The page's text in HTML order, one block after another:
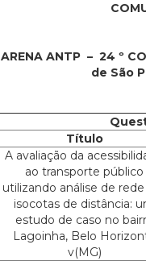
ARENA ANTP – 24 º
de São
Título
A avaliação da
ao transporte público
utilizando análise de
isocotas de distância:
estudo de caso no
Lagoinha, Belo
v(MG)